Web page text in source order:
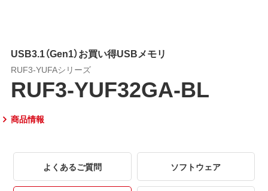
USB3.1（Gen1）お買い得USBメモリ
RUF3-YUFAシリーズ
RUF3-YUF32GA-BL
商品情報
よくあるご質問 ソフトウェア